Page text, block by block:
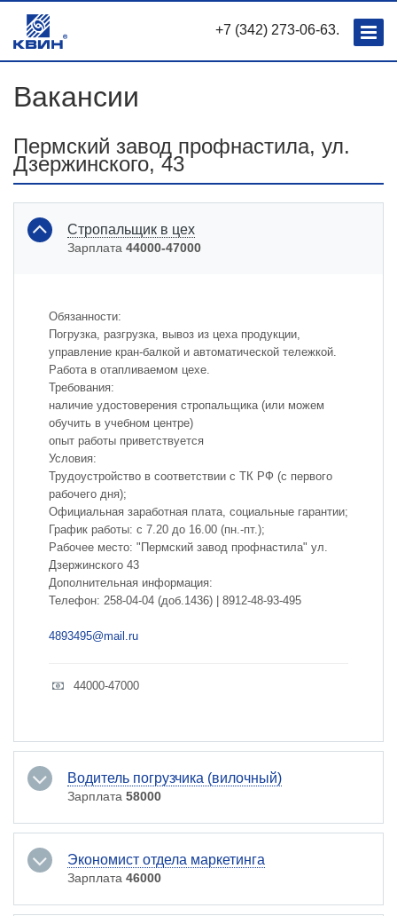
+7 (342) 273-06-63.
Вакансии
Пермский завод профнастила, ул.
Дзержинского, 43
Стропальщик в цех
Зарплата 44000-47000
Обязанности:
Погрузка, разгрузка, вывоз из цеха продукции,
управление кран-балкой и автоматической тележкой.
Работа в отапливаемом цехе.
Требования:
наличие удостоверения стропальщика (или можем
обучить в учебном центре)
опыт работы приветствуется
Условия:
Трудоустройство в соответствии с ТК РФ (с первого
рабочего дня);
Официальная заработная плата, социальные гарантии;
График работы: с 7.20 до 16.00 (пн.-пт.);
Рабочее место: "Пермский завод профнастила" ул.
Дзержинского 43
Дополнительная информация:
Телефон: 258-04-04 (доб.1436) | 8912-48-93-495
4893495@mail.ru
44000-47000
Водитель погрузчика (вилочный)
Зарплата 58000
Экономист отдела маркетинга
Зарплата 46000